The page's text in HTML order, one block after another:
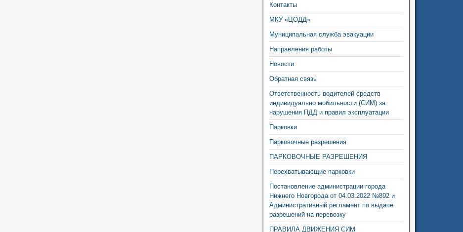
Контакты
МКУ «ЦОДД»
Муниципальная служба эвакуации
Направления работы
Новости
Обратная связь
Ответственность водителей средств
индивидуально мобильности (СИМ) за
нарушения ПДД и правил эксплуатации
Парковки
Парковочные разрешения
ПАРКОВОЧНЫЕ РАЗРЕШЕНИЯ
Перехватывающие парковки
Постановление администрации города
Нижнего Новгорода от 04.03.2022 №892 и
Административный регламент по выдаче
разрешений на перевозку
ПРАВИЛА ДВИЖЕНИЯ СИМ